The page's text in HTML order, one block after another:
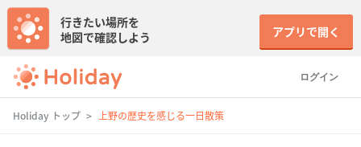
ログイン
行きたい場所を
地図で確認しよう
アプリで開く
Holiday トップ 上野の歴史を感じる一日散策